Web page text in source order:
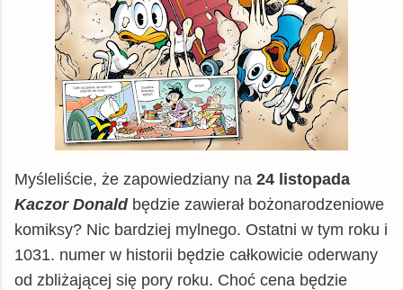
Myśleliście, że zapowiedziany na 24 listopada
Kaczor Donaldbędzie zawierał bożonarodzeniowe
komiksy? Nic bardziej mylnego. Ostatni w tym roku i
1031. numer w historii będzie całkowicie oderwany
od zbliżającej się pory roku. Choć cena będzie